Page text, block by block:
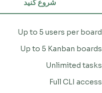
شروع کنید
Up to 5 users per board
Up to 5 Kanban boards
Unlimited tasks
Full CLI access